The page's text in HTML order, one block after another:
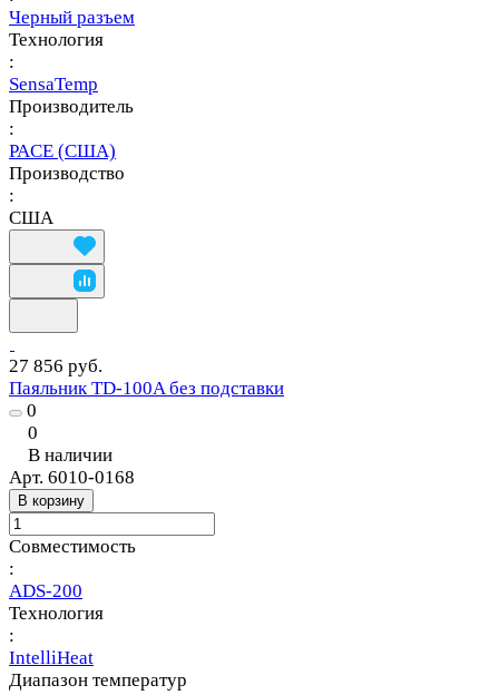
Черный разъем
Технология
:
SensaTemp
Производитель
:
PACE (США)
Производство
:
США
27 856 руб.
Паяльник TD-100A без подставки
0
0
В наличии
Арт. 6010-0168
В корзину
Совместимость
:
ADS-200
Технология
:
IntelliHeat
Диапазон температур